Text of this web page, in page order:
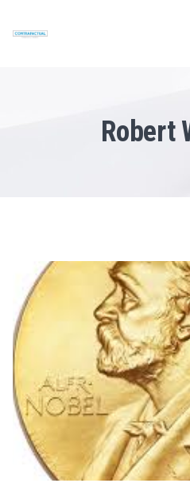
Robert